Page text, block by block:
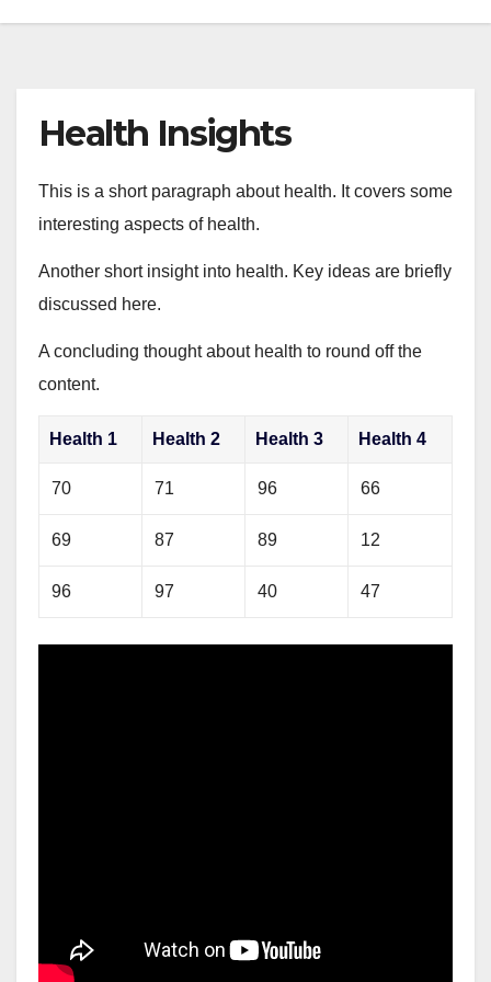
Health Insights
This is a short paragraph about health. It covers some
interesting aspects of health.
Another short insight into health. Key ideas are briefly
discussed here.
A concluding thought about health to round off the
content.
Health 1 Health 2 Health 3 Health 4
70 71 96 66
69 87 89 12
96 97 40 47